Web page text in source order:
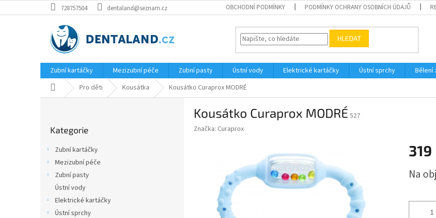
na
728757504 dentaland@seznam.cz OBCHODNÍ PODMÍNKY PODMÍNKY OCHRANY OSOBNÍCH ÚDAJŮ
HLEDAT
Zubní kartáčky Mezizubní péče Zubní pasty Ústní vody Elektrické kartáčky Ústní sprchy Bělení
Domů Pro děti Kousátka Kousátko Curaprox MODRÉ
kategorie
Kategorie
Zubní kartáčky
Mezizubní péče
Zubní pasty
Ústní vody
Elektrické kartáčky
Ústní sprchy
Kousátko Curaprox MODRÉ 527
Značka: Curaprox
319
cena:
Na